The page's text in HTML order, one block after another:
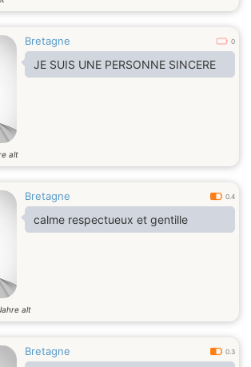
Bretagne 0
JE SUIS UNE PERSONNE SINCERE
alt
Bretagne 0.4
calme respectueux et gentille
alt
Bretagne 0.3